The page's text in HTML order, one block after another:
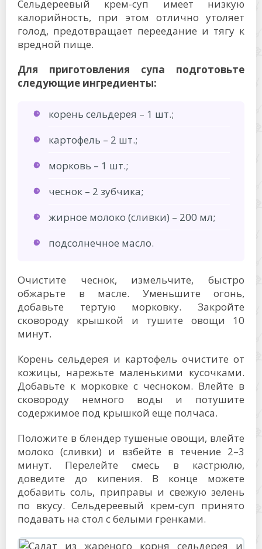
Сельдереевый крем-суп имеет низкую
калорийность, при этом отлично утоляет
голод, предотвращает переедание и тягу к
вредной пище.
Для приготовления супа подготовьте
следующие ингредиенты:
корень сельдерея – 1 шт.;
картофель – 2 шт.;
морковь – 1 шт.;
чеснок – 2 зубчика;
жирное молоко (сливки) – 200 мл;
подсолнечное масло.
Очистите чеснок, измельчите, быстро
обжарьте в масле. Уменьшите огонь,
добавьте тертую морковку. Закройте
сковороду крышкой и тушите овощи 10
минут.
Корень сельдерея и картофель очистите от
кожицы, нарежьте маленькими кусочками.
Добавьте к морковке с чесноком. Влейте в
сковороду немного воды и потушите
содержимое под крышкой еще полчаса.
Положите в блендер тушеные овощи, влейте
молоко (сливки) и взбейте в течение 2–3
минут. Перелейте смесь в кастрюлю,
доведите до кипения. В конце можете
добавить соль, приправы и свежую зелень
по вкусу. Сельдереевый крем-суп принято
подавать на стол с белыми гренками.